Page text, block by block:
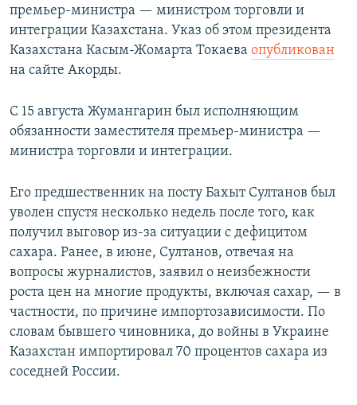
премьер-министра — министром торговли и
интеграции Казахстана. Указ об этом президента
Казахстана Касым-Жомарта Токаева опубликован
на сайте Акорды.
С 15 августа Жумангарин был исполняющим
обязанности заместителя премьер-министра —
министра торговли и интеграции.
Его предшественник на посту Бахыт Султанов был
уволен спустя несколько недель после того, как
получил выговор из-за ситуации с дефицитом
сахара. Ранее, в июне, Султанов, отвечая на
вопросы журналистов, заявил о неизбежности
роста цен на многие продукты, включая сахар, — в
частности, по причине импортозависимости. По
словам бывшего чиновника, до войны в Украине
Казахстан импортировал 70 процентов сахара из
соседней России.